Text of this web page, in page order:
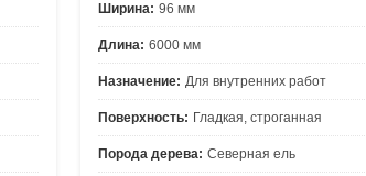
Ширина: 96 мм
Длина: 6000 мм
Назначение: Для внутренних работ
Поверхность: Гладкая, строганная
Порода дерева: Северная ель